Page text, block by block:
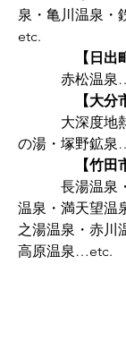
泉・亀川温泉・
etc.
【日出
赤松温泉
【大分
大深度地熱
の湯・塚野鉱泉
【竹田
長湯温泉・
温泉・満天望温
之湯温泉・赤川
高原温泉…etc.